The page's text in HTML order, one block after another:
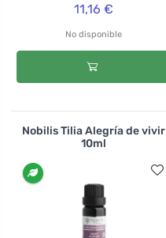
11,16 €
No disponible
Nobilis Tilia Alegría de vivir
10ml